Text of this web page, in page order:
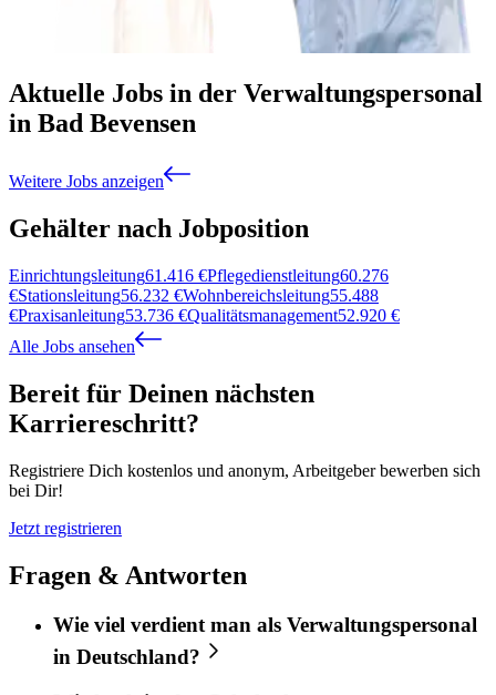
Aktuelle Jobs in der Verwaltungspersonal
in Bad Bevensen
Weitere Jobs anzeigen
Gehälter nach Jobposition
Einrichtungsleitung61.416 €Pflegedienstleitung60.276
€Stationsleitung56.232 €Wohnbereichsleitung55.488
€Praxisanleitung53.736 €Qualitätsmanagement52.920 €
Alle Jobs ansehen
Bereit für Deinen nächsten
Karriereschritt?
Registriere Dich kostenlos und anonym, Arbeitgeber bewerben sich
bei Dir!
Jetzt registrieren
Fragen & Antworten
Wie viel verdient man als Verwaltungspersonal
in Deutschland?